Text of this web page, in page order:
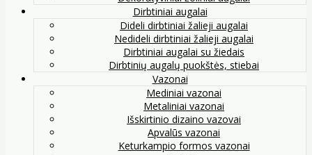
Dirbtiniai augalai
Dideli dirbtiniai žalieji augalai
Nedideli dirbtiniai žalieji augalai
Dirbtiniai augalai su žiedais
Dirbtinių augalų puokštės, stiebai
Vazonai
Mediniai vazonai
Metaliniai vazonai
Išskirtinio dizaino vazovai
Apvalūs vazonai
Keturkampio formos vazonai